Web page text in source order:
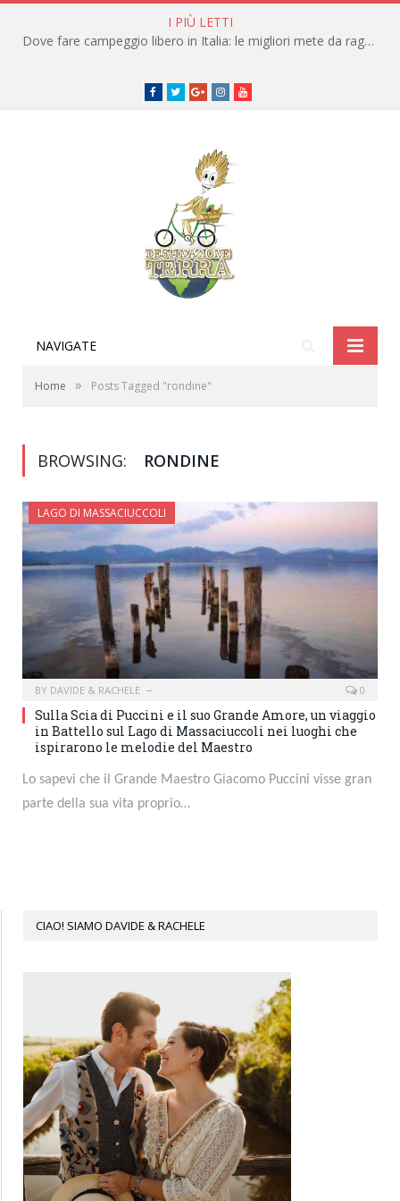
I PIÙ LETTI
Dove fare campeggio libero in Italia: le migliori mete da raggiungere in traghetto
Facebook
TwitterGoogle+instagramyoutube
NAVIGATE
Home » Posts Tagged "rondine"
BROWSING: RONDINE
LAGO DI MASSACIUCCOLI
BY DAVIDE & RACHELE 0
Sulla Scia di Puccini e il suo Grande Amore, un viaggio
in Battello sul Lago di Massaciuccoli nei luoghi che
ispirarono le melodie del Maestro
Lo sapevi che il Grande Maestro Giacomo Puccini visse gran
parte della sua vita proprio…
CIAO! SIAMO DAVIDE & RACHELE